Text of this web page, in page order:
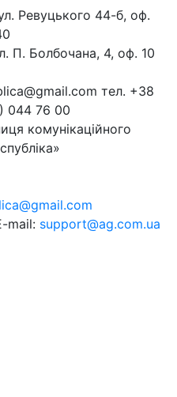
Ревуцького 44-б, оф.
П. Болбочана, 4, оф. 10
тел. +38
044 76 00
комунікаційного
mail: support@ag.com.ua